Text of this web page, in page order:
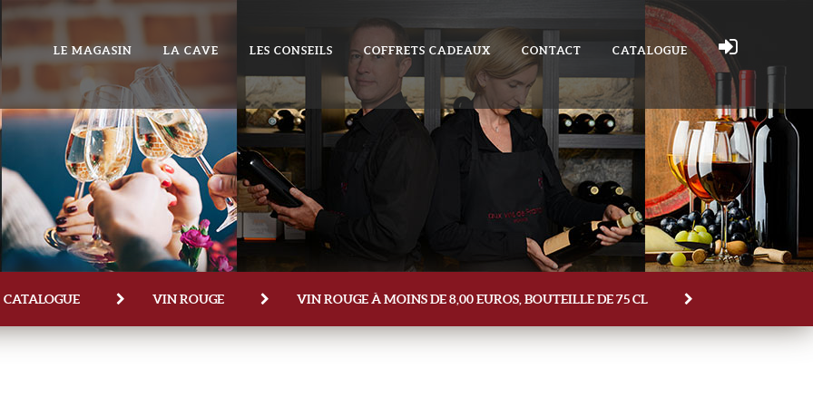
LE MAGASIN LA CAVE LES CONSEILS COFFRETS CADEAUX CONTACT CATALOGUE
CATALOGUE VIN ROUGE VIN ROUGE À MOINS DE 8,00 EUROS, BOUTEILLE DE 75 CL